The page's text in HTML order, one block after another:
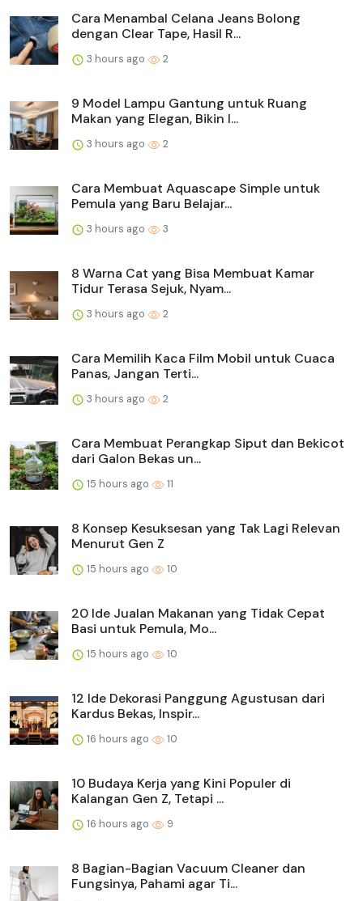
Cara Menambal Celana Jeans Bolong
dengan Clear Tape, Hasil R...
3 hours ago 2
9 Model Lampu Gantung untuk Ruang
Makan yang Elegan, Bikin I...
3 hours ago 2
Cara Membuat Aquascape Simple untuk
Pemula yang Baru Belajar...
3 hours ago 3
8 Warna Cat yang Bisa Membuat Kamar
Tidur Terasa Sejuk, Nyam...
3 hours ago 2
Cara Memilih Kaca Film Mobil untuk Cuaca
Panas, Jangan Terti...
3 hours ago 2
Cara Membuat Perangkap Siput dan Bekicot
dari Galon Bekas un...
15 hours ago 11
8 Konsep Kesuksesan yang Tak Lagi Relevan
Menurut Gen Z
15 hours ago 10
20 Ide Jualan Makanan yang Tidak Cepat
Basi untuk Pemula, Mo...
15 hours ago 10
12 Ide Dekorasi Panggung Agustusan dari
Kardus Bekas, Inspir...
16 hours ago 10
10 Budaya Kerja yang Kini Populer di
Kalangan Gen Z, Tetapi ...
16 hours ago 9
8 Bagian-Bagian Vacuum Cleaner dan
Fungsinya, Pahami agar Ti...